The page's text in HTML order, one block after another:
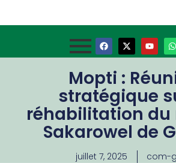
Mopti :
stratégique
réhabilitation du
Sakarowel de
juillet 7, 2025 com-